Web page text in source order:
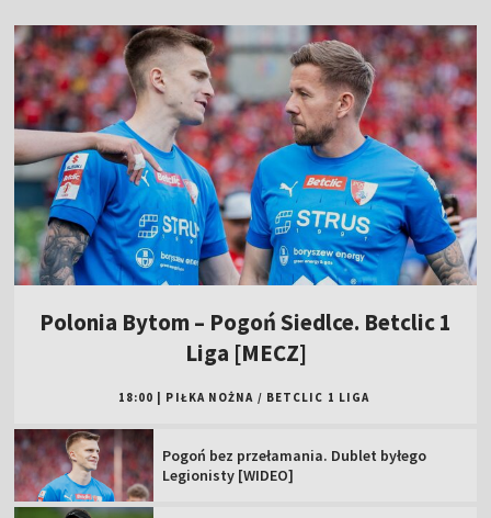
Polonia Bytom – Pogoń Siedlce. Betclic 1
Liga [MECZ]
18:00 PIŁKA NOŻNA / BETCLIC 1 LIGA
Pogoń bez przełamania. Dublet byłego
Legionisty [WIDEO]